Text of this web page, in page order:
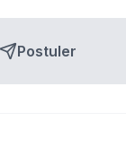
Postuler